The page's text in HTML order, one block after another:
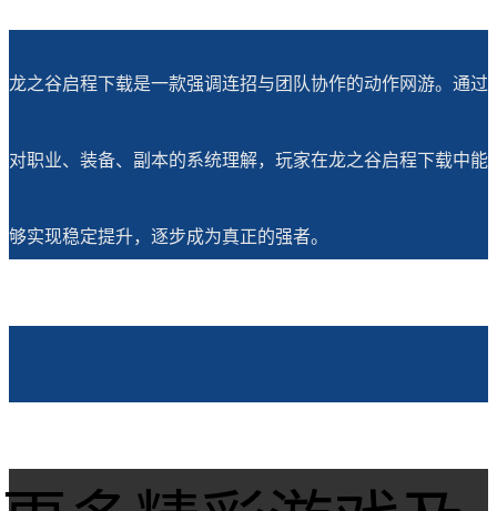
龙之谷启程下载是一款强调连招与团队协作的动作网游。通过
对职业、装备、副本的系统理解，玩家在龙之谷启程下载中能
够实现稳定提升，逐步成为真正的强者。